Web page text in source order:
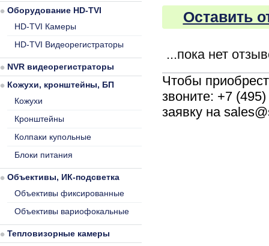
Оставить
...пока нет
Чтобы
звоните: +7
заявку на
Оборудование HD-TVI
HD-TVI Камеры
HD-TVI Видеорегистраторы
NVR видеорегистраторы
Кожухи, кронштейны, БП
Кожухи
Кронштейны
Колпаки купольные
Блоки питания
Объективы, ИК-подсветка
Объективы фиксированные
Объективы вариофокальные
Тепловизорные камеры